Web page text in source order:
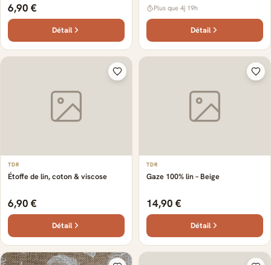
6,90 €
Détail
Plus que 4j 19h
Détail
TDR
Étoffe de lin, coton & viscose
6,90 €
Détail
TDR
Gaze 100% lin – Beige
14,90 €
Détail